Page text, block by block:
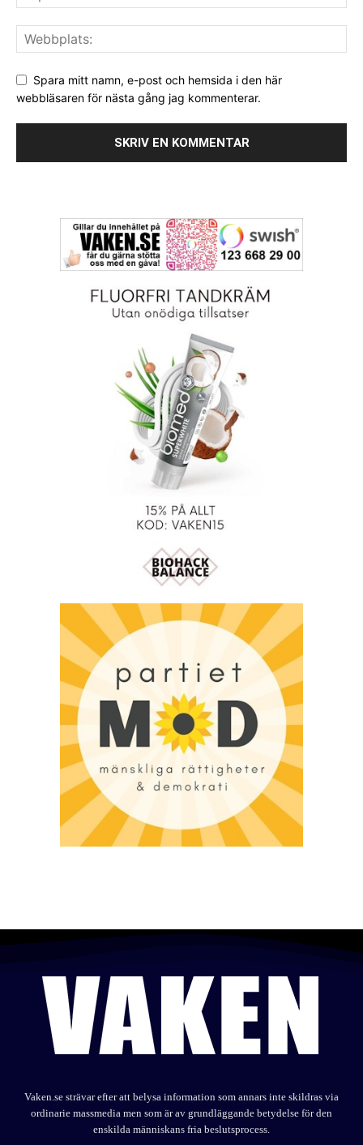
Spara mitt namn, e-post och hemsida i den här
webbläsaren för nästa gång jag kommenterar.
Vaken.se strävar efter att belysa information som annars inte skildras via
ordinarie massmedia men som är av grundläggande betydelse för den
enskilda människans fria beslutsprocess.